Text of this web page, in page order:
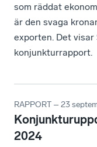
som räddat
är den svaga
exporten. Det
konjunkturrapport.
RAPPORT – 23
2024